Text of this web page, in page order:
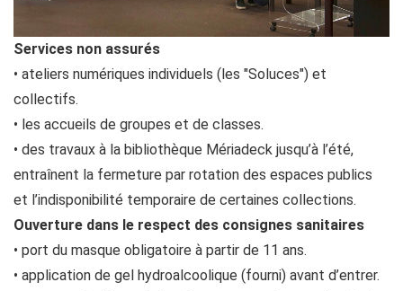
Services non assurés
• ateliers numériques individuels (les "Soluces") et
collectifs.
• les accueils de groupes et de classes.
• des travaux à la bibliothèque Mériadeck jusqu’à l’été,
entraînent la fermeture par rotation des espaces publics
et l’indisponibilité temporaire de certaines collections.
Ouverture dans le respect des consignes sanitaires
• port du masque obligatoire à partir de 11 ans.
• application de gel hydroalcoolique (fourni) avant d’entrer.